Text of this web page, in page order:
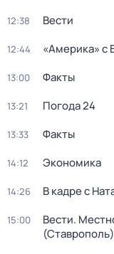
12:38 Вести
12:44 «Америка» с
13:00 Факты
13:21 Погода 24
13:33 Факты
14:12 Экономика
14:26 В кадре с
15:00
Вести.
(Ставрополь)